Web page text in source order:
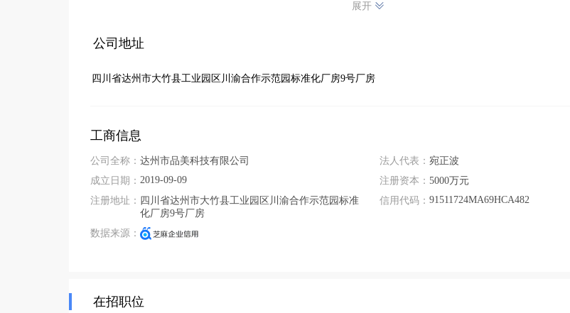
展开
公司地址
四川省达州市大竹县工业园区川渝合作示范园标准化厂房9号厂房
工商信息
公司全称： 达州市品美科技有限公司
成立日期： 2019-09-09
注册地址： 四川省达州市大竹县工业园区川渝合作示范园标准
化厂房9号厂房
数据来源：
法人代表： 宛正波
注册资本： 5000万元
信用代码： 91511724MA69HCA482
在招职位